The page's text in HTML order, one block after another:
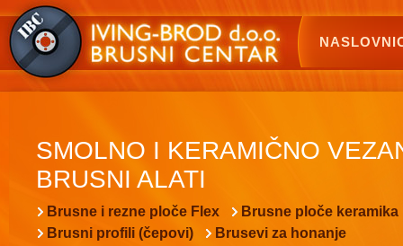
SMOLNO I KERAMIČNO
BRUSNI ALATI
Brusne i rezne ploče Flex
Brusne ploče keramika
Brusni profili (čepovi)
Brusevi za honanje